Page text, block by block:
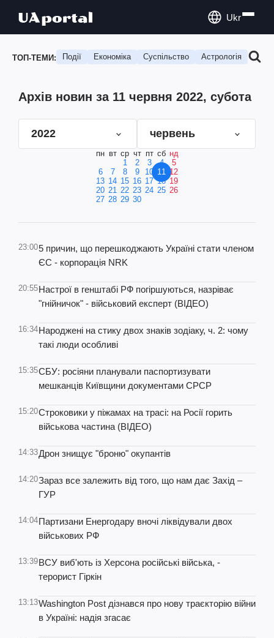
Ukr
ТОП-ТЕМИ: Події Економіка Суспільство Астрологія
Архів новин за 11 червня 2022, субота
2022 червень
пн вт ср чт пт сб нд
1
2 3 4
5
6
7 8 9 10 11 12
13 14 15 16 17 18 19
20 21 22 23 24 25 26
27 28 29 30
23:005 причин, що перешкоджають Україні стати членом
ЄС - корпорація NRK
20:55Настрої в генштабі РФ погіршуються, назріває
"гнійничок" - військовий експерт (ВІДЕО)
16:34Народжені на стику двох знаків зодіаку, ч. 2: чому
такі люди особливі
15:35СБУ: росіяни планували паспортизувати
мешканців Київщини документами СРСР
15:20Строковики у піжамах на трасі: на Росії горить
військова частина (ВІДЕО)
14:33Дрон знищує "броню" окупантів
14:20Зараз все залежить від того, що нам дає Захід –
ГУР
14:04Партизани Енергодару вночі ліквідували двох
військових РФ
13:39ВСУ виб'ють із Херсона російські війська, -
терорист Гіркін
13:13Washington Post дізнався про нову траєкторію війни
в Україні: надія згасає